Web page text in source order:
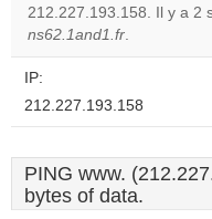
212.227.193.158. Il y a 2
ns62.1and1.fr.
IP:
212.227.193.158
PING www.
bytes of data.